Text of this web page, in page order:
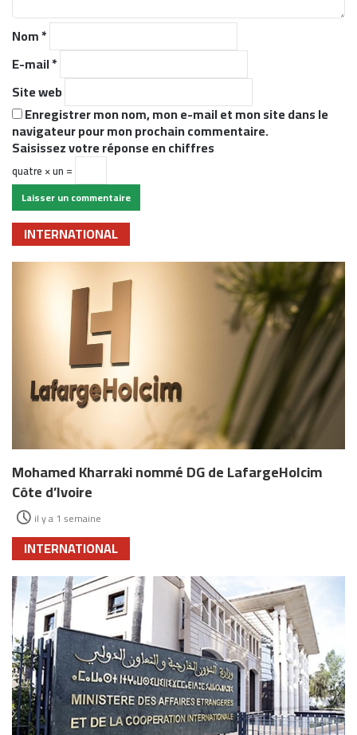
r
e
*
Nom*
E-mail*
Site web
Enregistrer mon nom, mon e-mail et mon site dans le
navigateur pour mon prochain commentaire.
Saisissez votre réponse en chiffres
quatre × un =
INTERNATIONAL
Mohamed Kharraki nommé DG de LafargeHolcim
Côte d’Ivoire
il y a 1 semaine
INTERNATIONAL